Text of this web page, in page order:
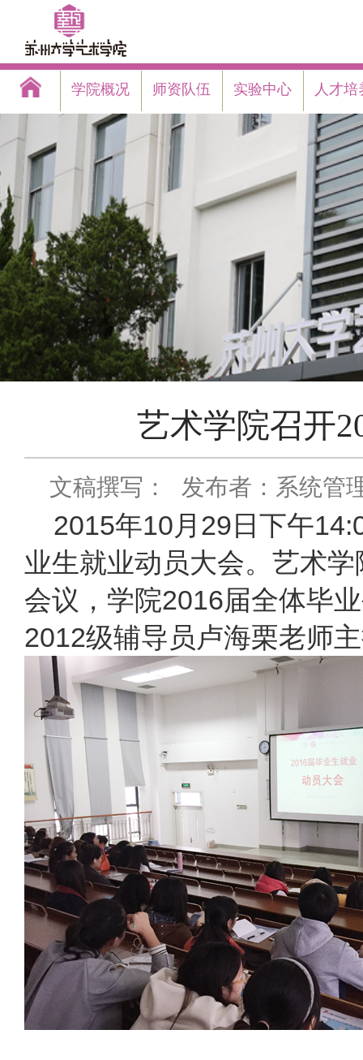
学院概况 师资队伍 实验中心 人才培
艺术学院召开
文稿撰写： 发布者：系统管
2015年10月29日下午
业生就业动员大会。艺术
会议，学院2016届全体毕
2012级辅导员卢海栗老师